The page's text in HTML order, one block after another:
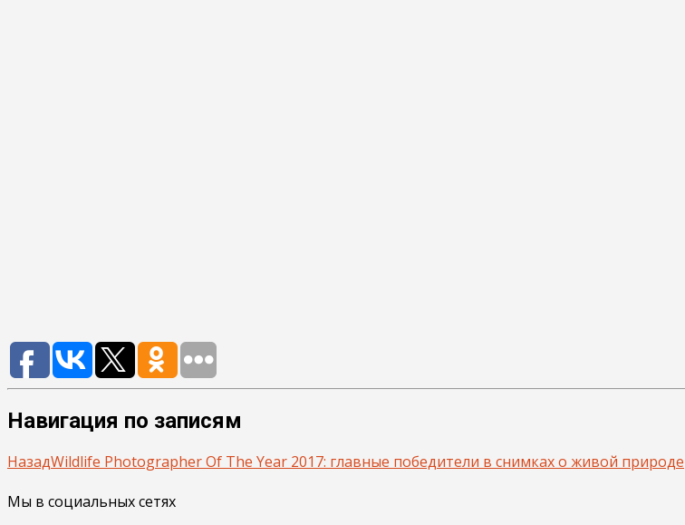
Навигация по записям
НазадWildlife Photographer Of The Year 2017: главные победители в снимках о живой природе
Мы в социальных сетях